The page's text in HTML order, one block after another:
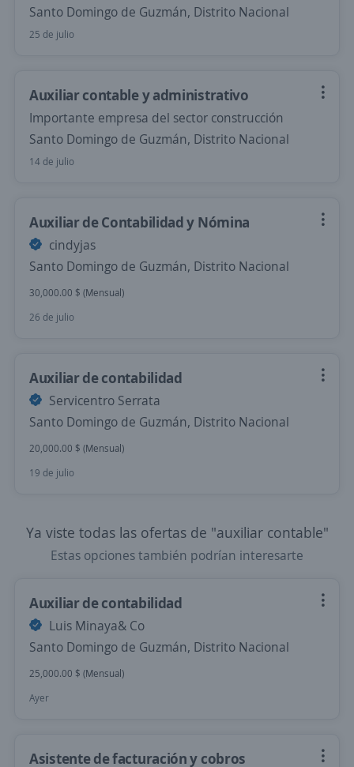
Santo Domingo de Guzmán, Distrito Nacional
25 de julio
Auxiliar contable y administrativo
Importante empresa del sector construcción
Santo Domingo de Guzmán, Distrito Nacional
14 de julio
Auxiliar de Contabilidad y Nómina
cindyjas
Santo Domingo de Guzmán, Distrito Nacional
30,000.00 $ (Mensual)
26 de julio
Auxiliar de contabilidad
Servicentro Serrata
Santo Domingo de Guzmán, Distrito Nacional
20,000.00 $ (Mensual)
19 de julio
Ya viste todas las ofertas de "auxiliar contable"
Estas opciones también podrían interesarte
Auxiliar de contabilidad
Luis Minaya& Co
Santo Domingo de Guzmán, Distrito Nacional
25,000.00 $ (Mensual)
Ayer
Asistente de facturación y cobros